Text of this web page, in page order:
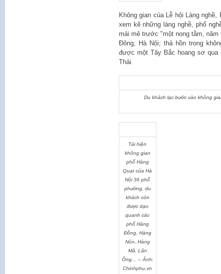
Không gian của Lễ hội Làng
xem kẽ những làng nghề, phố
mải mê trước "một nong tằm,
Đông, Hà Nội; thả hồn trong
được một Tây Bắc hoang sơ
Thái.
Du khách lạc bước vào không
Tái hiện
không gian
phố Hàng
Quạt của Hà
Nội 36 phố
phường, du
khách còn
được dạo
quanh các
phố Hàng
Đồng, Hàng
Nón, Hàng
Mã, Lãn
Ông… – Ảnh:
Chinhphu.vn